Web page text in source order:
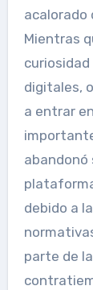
acalorado
Mientras
digitales,
a entrar
abandonó
debido a
parte de